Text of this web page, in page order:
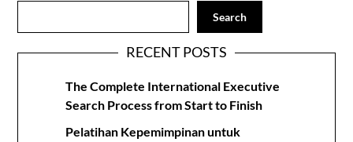
Search
RECENT POSTS
The Complete International Executive
Search Process from Start to Finish
Pelatihan Kepemimpinan untuk